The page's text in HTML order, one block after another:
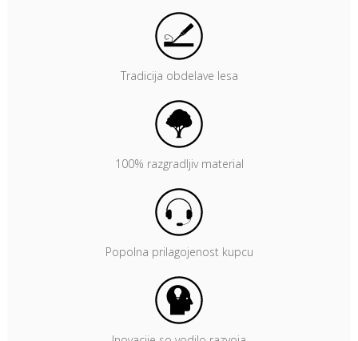
Tradicija obdelave lesa
100% razgradljiv material
Popolna prilagojenost kupcu